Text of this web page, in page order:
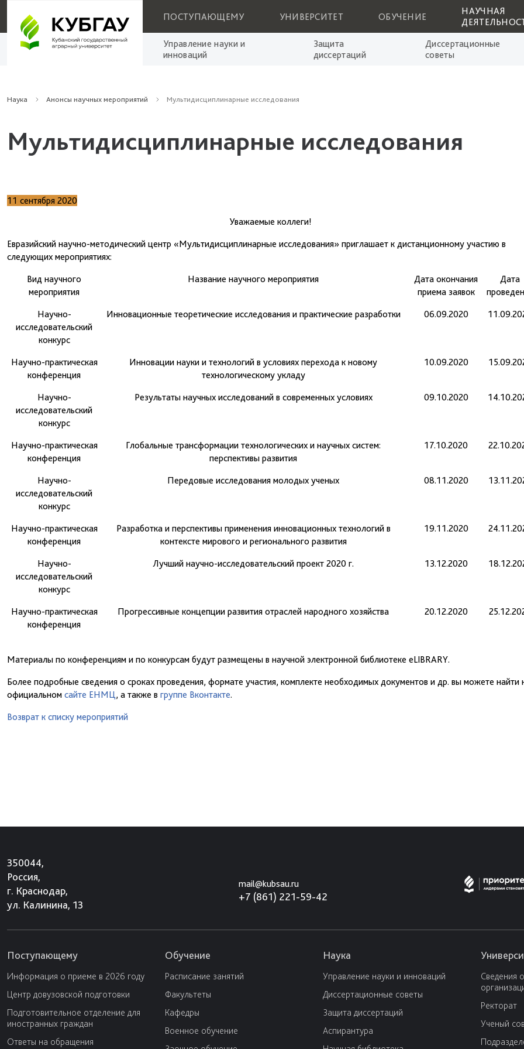
ПОСТУПАЮЩЕМУ УНИВЕРСИТЕТ ОБУЧЕНИЕ
НАУЧНАЯ
Управление науки и
инноваций
Защита
диссертаций
Диссертационные
советы
Наука Анонсы научных мероприятий Мультидисциплинарные исследования
Мультидисциплинарные исследования
11 сентября 2020
Уважаемые коллеги!
Евразийский научно-методический центр «Мультидисциплинарные исследования» приглашает к дистанционному участию в
следующих мероприятиях:
Вид научного
мероприятия
Название научного мероприятия
Дата окончания
приема заявок
Дата
Научно-
исследовательский
конкурс
Инновационные теоретические исследования и практические разработки 06.09.2020
Научно-практическая
конференция
Инновации науки и технологий в условиях перехода к новому
технологическому укладу
10.09.2020
Научно-
исследовательский
конкурс
Результаты научных исследований в современных условиях 09.10.2020
Научно-практическая
конференция
Глобальные трансформации технологических и научных систем:
перспективы развития
17.10.2020
Научно-
исследовательский
конкурс
Передовые исследования молодых ученых 08.11.2020
Научно-практическая
конференция
Разработка и перспективы применения инновационных технологий в
контексте мирового и регионального развития
19.11.2020
Научно-
исследовательский
конкурс
Лучший научно-исследовательский проект 2020 г. 13.12.2020
Научно-практическая
конференция
Прогрессивные концепции развития отраслей народного хозяйства 20.12.2020
Материалы по конференциям и по конкурсам будут размещены в научной электронной библиотеке eLIBRARY.
Более подробные сведения о сроках проведения, формате участия, комплекте необходимых документов и др. вы можете найти
официальном сайте ЕНМЦ, а также в группе Вконтакте.
Возврат к списку мероприятий
350044,
Россия,
г. Краснодар,
ул. Калинина, 13
mail@kubsau.ru
+7 (861) 221-59-42
Поступающему
Информация о приеме в 2026 году
Центр довузовской подготовки
Подготовительное отделение для
иностранных граждан
Ответы на обращения
Обучение
Расписание занятий
Факультеты
Кафедры
Военное обучение
Наука
Управление науки и инноваций
Диссертационные советы
Защита диссертаций
Аспирантура
Сведения
Ректорат
Ученый